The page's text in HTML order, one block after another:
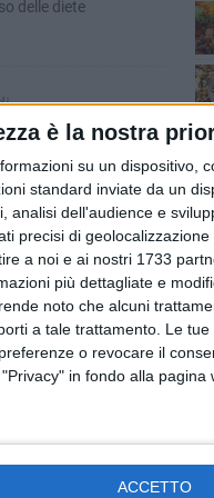
è la nostra
su un dispositivo,
standard inviate da un
dell'audience e
precisi di
a noi e ai nostri 1733
più dettagliate e
noto che alcuni
a tale trattamento. Le
o revocare il
in fondo alla pagina
ACCETTO
delle diete
e
sapore
sodio assunto con
tradizioni alimentari
da Natale a
da Capodanno a